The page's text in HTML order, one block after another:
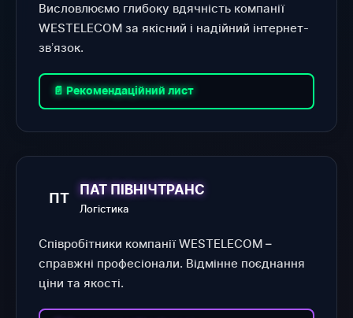
Висловлюємо глибоку вдячність компанії
WESTELECOM за якісний і надійний інтернет-
звʼязок.
📄 Рекомендаційний лист
ПТ
ПАТ ПІВНІЧТРАНС
Логістика
Співробітники компанії WESTELECOM –
справжні професіонали. Відмінне поєднання
ціни та якості.